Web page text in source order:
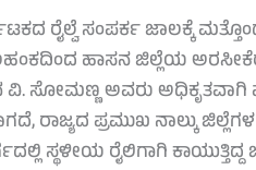
ರೈಲ್ವೆ ಸಂಪರ್ಕ ಜಾಲಕ್ಕೆ
ಹಾಸನ ಜಿಲ್ಲೆಯ
ವಿ. ಸೋಮಣ್ಣ ಅವರು
ರಾಜ್ಯದ ಪ್ರಮುಖ ನಾಲ್ಕು
ಸ್ಥಳೀಯ ರೈಲಿಗಾಗಿ